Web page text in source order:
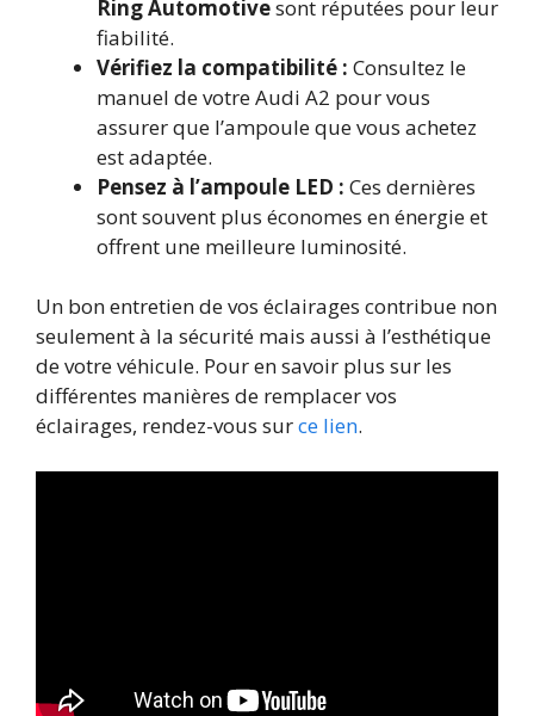
Ring Automotivesont réputées pour leur
fiabilité.
Vérifiez la compatibilité : Consultez le
manuel de votre Audi A2 pour vous
assurer que l’ampoule que vous achetez
est adaptée.
Pensez à l’ampoule LED : Ces dernières
sont souvent plus économes en énergie et
offrent une meilleure luminosité.
Un bon entretien de vos éclairages contribue non
seulement à la sécurité mais aussi à l’esthétique
de votre véhicule. Pour en savoir plus sur les
différentes manières de remplacer vos
éclairages, rendez-vous surce lien.